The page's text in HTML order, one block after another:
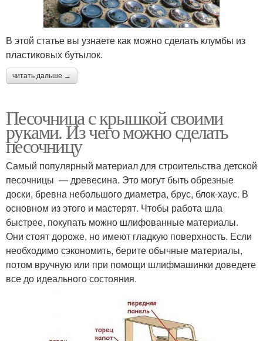
В этой статье вы узнаете как можно сделать клумбы из
пластиковых бутылок.
читать дальше →
Песочница с крышкой своими
руками. Из чего можно сделать
песочницу
Самый популярный материал для строительства детской
песочницы — древесина. Это могут быть обрезные
доски, бревна небольшого диаметра, брус, блок-хаус. В
основном из этого и мастерят. Чтобы работа шла
быстрее, покупать можно шлифованные материалы.
Они стоят дороже, но имеют гладкую поверхность. Если
необходимо сэкономить, берите обычные материалы,
потом вручную или при помощи шлифмашинки доведете
все до идеального состояния.